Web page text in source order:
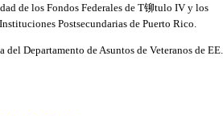
de los Fondos Federales de T铆tulo IV y los
Postsecundarias de Puerto Rico.
del Departamento de Asuntos de Veteranos de EE.